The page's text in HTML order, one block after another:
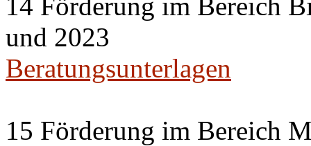
und 2023
Beratungsunterlagen
15 Förderung im Bereich